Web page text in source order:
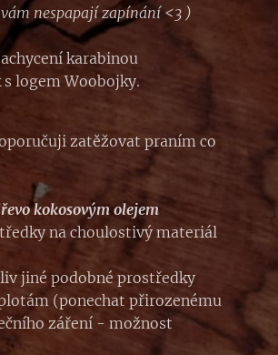
nespapají zapínání <3 )
karabinou
logem Woobojky.
zatěžovat praním co
kokosovým olejem
na choulostivý materiál
jiné podobné prostředky
(ponechat přirozenému
záření - možnost